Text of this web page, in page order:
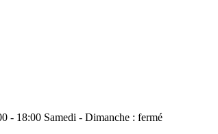
- 18:00 Samedi - Dimanche : fermé